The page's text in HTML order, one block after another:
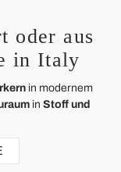
oder aus
in Italy
in modernem
in Stoff und